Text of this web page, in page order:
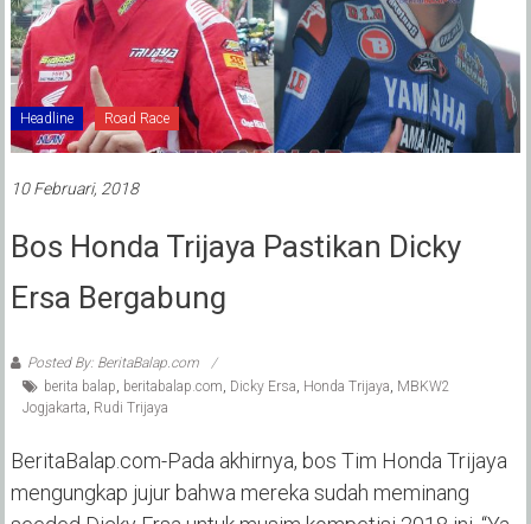
Headline Road Race
10 Februari, 2018
Bos Honda Trijaya Pastikan Dicky
Ersa Bergabung
Posted By: BeritaBalap.com
berita balap beritabalap.com Dicky Ersa Honda Trijaya MBKW2
Jogjakarta Rudi Trijaya
BeritaBalap.com-Pada akhirnya, bos Tim Honda Trijaya
mengungkap jujur bahwa mereka sudah meminang